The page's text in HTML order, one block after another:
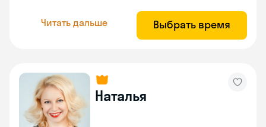
Читать дальше Выбрать время
Наталья